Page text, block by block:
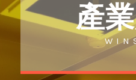
產
W I N